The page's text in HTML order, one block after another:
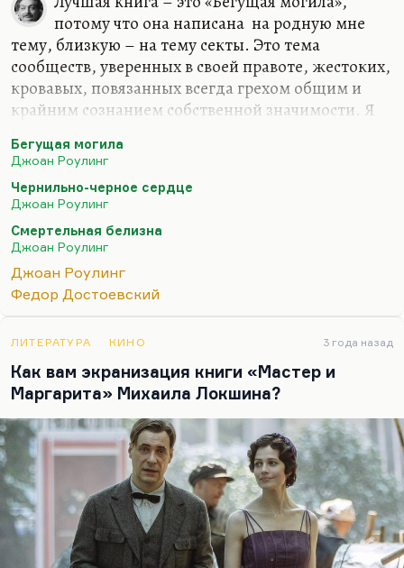
потому что она написана на родную мне
тему, близкую – на тему секты. Это тема
сообществ, уверенных в своей правоте, жестоких,
кровавых, повязанных всегда грехом общим и
крайним сознанием собственной значимости. Я
Достоевский в сне о трихинах, главную опасность
сегодняшнего момента – неспособность
услышать другого. Я бы, конечно, назвал
«Бегущую могилу» книгой года. Что касается
остальных («Чернильно-черное сердце»,
«Смертельная белизна» – мать ее очень любила),
то я бы не стал называть это ее шедеврами, но это
полезное, нравственное и душесмягчительное,
верит в добро…
Бегущая могила
Джоан Роулинг
Чернильно-черное сердце
Джоан Роулинг
Смертельная белизна
Джоан Роулинг
Джоан Роулинг
Федор Достоевский
ЛИТЕРАТУРА КИНО 3 года назад
Как вам экранизация книги «Мастер и
Маргарита» Михаила Локшина?